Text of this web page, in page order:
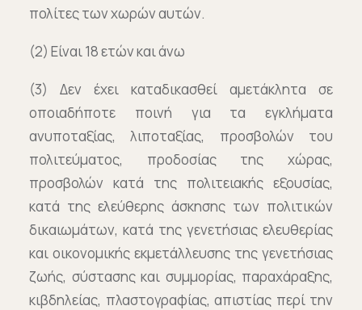
πολίτες των χωρών αυτών.
(2) Είναι 18 ετών και άνω
(3) Δεν έχει καταδικασθεί αμετάκλητα σε
οποιαδήποτε ποινή για τα εγκλήματα
ανυποταξίας, λιποταξίας, προσβολών του
πολιτεύματος, προδοσίας της χώρας,
προσβολών κατά της πολιτειακής εξουσίας,
κατά της ελεύθερης άσκησης των πολιτικών
δικαιωμάτων, κατά της γενετήσιας ελευθερίας
και οικονομικής εκμετάλλευσης της γενετήσιας
ζωής, σύστασης και συμμορίας, παραχάραξης,
κιβδηλείας, πλαστογραφίας, απιστίας περί την